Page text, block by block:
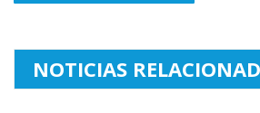
NOTICIAS